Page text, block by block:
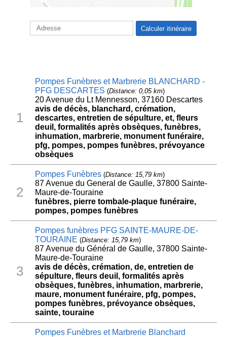
1
Pompes Funèbres et Marbrerie BLANCHARD -
PFG DESCARTES (Distance: 0,05 km)
20 Avenue du Lt Mennesson, 37160 Descartes
avis de décès, blanchard, crémation,
descartes, entretien de sépulture, et, fleurs
deuil, formalités après obsèques, funèbres,
inhumation, marbrerie, monument funéraire,
pfg, pompes, pompes funèbres, prévoyance
obsèques
2
Pompes Funèbres(Distance: 15,79 km)
87 Avenue du General de Gaulle, 37800 Sainte-
Maure-de-Touraine
funèbres, pierre tombale-plaque funéraire,
pompes, pompes funèbres
3
Pompes funèbres PFG SAINTE-MAURE-DE-
TOURAINE (Distance: 15,79 km)
87 Avenue du Général de Gaulle, 37800 Sainte-
Maure-de-Touraine
avis de décès, crémation, de, entretien de
sépulture, fleurs deuil, formalités après
obsèques, funèbres, inhumation, marbrerie,
maure, monument funéraire, pfg, pompes,
pompes funèbres, prévoyance obsèques,
sainte, touraine
Pompes Funèbres et Marbrerie Blanchard